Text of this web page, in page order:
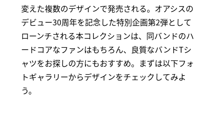
変えた複数のデザインで発売される。オアシスの
デビュー30周年を記念した特別企画第2弾として
ローンチされる本コレクションは、同バンドのハ
ードコアなファンはもちろん、良質なバンドTシ
ャツをお探しの方にもおすすめ。まずは以下フォ
トギャラリーからデザインをチェックしてみよ
う。